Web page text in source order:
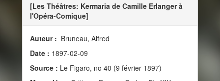
[Les Théâtres: Kermaria de Camille Erlanger à
l'Opéra-Comique]
Auteur : Bruneau, Alfred
Date : 1897-02-09
Source : Le Figaro, no 40 (9 février 1897)